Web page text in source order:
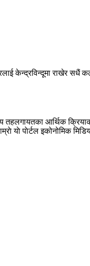
केन्द्रविन्दूमा राखेर सधैं
तहलगायतका आर्थिक
याे पाेर्टल इकोनोमिक